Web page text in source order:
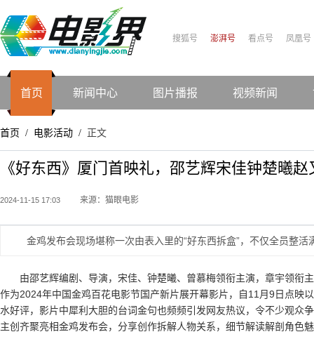
搜狐号 澎湃号 看点号 凤凰号
首页 新闻中心 图片播报 视频新闻
首页 / 电影活动 / 正文
《好东西》厦门首映礼，邵艺辉宋佳钟楚曦
2024-11-15 17:03 来源：猫眼电影
金鸡发布会现场堪称一次由表入里的“好东西拆盒”，不仅全员整
由邵艺辉编剧、导演，宋佳、钟楚曦、曾慕梅领衔主演，章宇领衔
作为2024年中国金鸡百花电影节国产新片展开幕影片，自11月9日点映
水好评，影片中犀利大胆的台词金句也频频引发网友热议，令不少观众
主创齐聚亮相金鸡发布会，分享创作拆解人物关系，细节解读解剖角色